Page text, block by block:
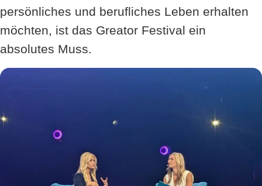
persönliches und berufliches Leben erhalten
möchten, ist das Greator Festival ein
absolutes Muss.